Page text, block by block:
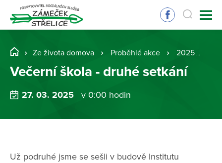
Ze života domova Proběhlé akce 2025
Večerní škola - druhé setkání
27. 03. 2025 v 0:00 hodin
Už podruhé jsme se sešli v budově Institutu